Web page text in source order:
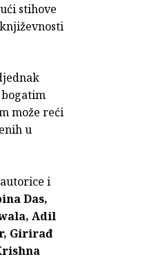
stihove
može reći
u
i
Das,
Adil
Girirađ